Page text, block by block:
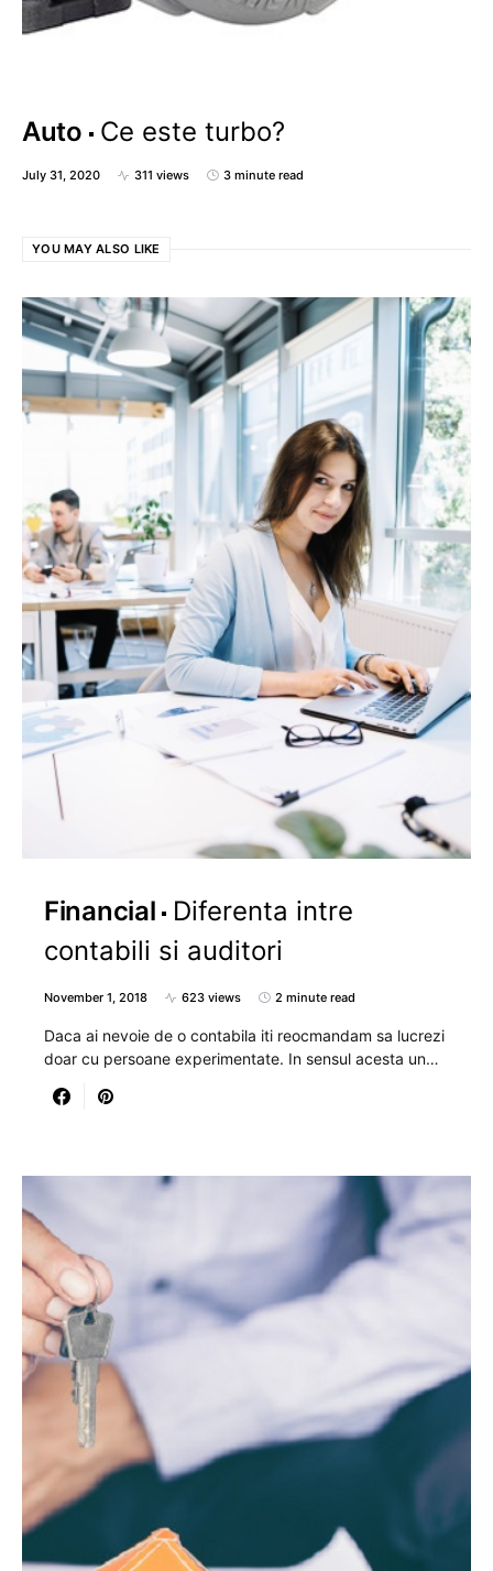
Auto Ce este turbo?
July 31, 2020 311 views 3 minute read
YOU MAY ALSO LIKE
Financial
Diferenta intre
contabili si auditori
November 1, 2018 623 views 2 minute read
Daca ai nevoie de o contabila iti reocmandam sa lucrezi
doar cu persoane experimentate. In sensul acesta un…